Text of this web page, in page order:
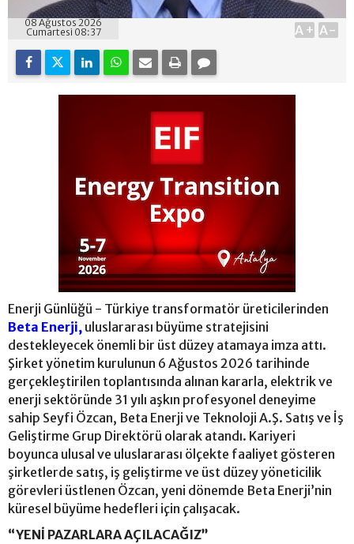
08 Ağustos 2026
Cumartesi 08:37
A+ A-
Enerji Günlüğü - Türkiye transformatör üreticilerinden
Beta Enerji, uluslararası büyüme stratejisini
destekleyecek önemli bir üst düzey atamaya imza attı.
Şirket yönetim kurulunun 6 Ağustos 2026 tarihinde
gerçekleştirilen toplantısında alınan kararla, elektrik ve
enerji sektöründe 31 yılı aşkın profesyonel deneyime
sahip Seyfi Özcan, Beta Enerji ve Teknoloji A.Ş. Satış ve İş
Geliştirme Grup Direktörü olarak atandı. Kariyeri
boyunca ulusal ve uluslararası ölçekte faaliyet gösteren
şirketlerde satış, iş geliştirme ve üst düzey yöneticilik
görevleri üstlenen Özcan, yeni dönemde Beta Enerji’nin
küresel büyüme hedefleri için çalışacak.
“YENİ PAZARLARA AÇILACAĞIZ”